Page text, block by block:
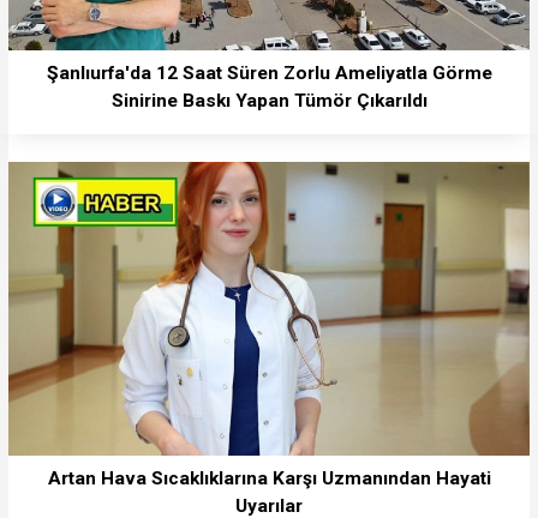
Şanlıurfa'da 12 Saat Süren Zorlu Ameliyatla Görme
Sinirine Baskı Yapan Tümör Çıkarıldı
Artan Hava Sıcaklıklarına Karşı Uzmanından Hayati
Uyarılar